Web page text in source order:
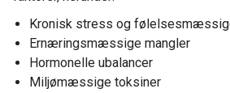
Kronisk stress og
Ernæringsmæssige mangler
Hormonelle ubalancer
Miljømæssige toksiner